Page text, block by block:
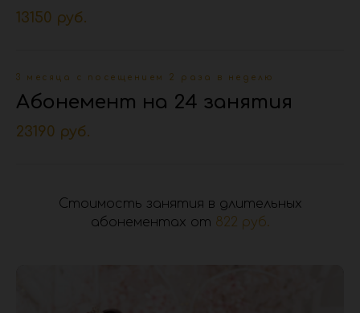
13150 руб.
3 месяца с посещением 2 раза в неделю
Абонемент на 24 занятия
23190 руб.
Стоимость занятия в длительных
абонементах от 822 руб.